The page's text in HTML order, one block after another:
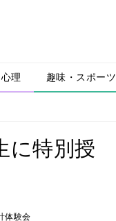
理 趣味・スポーツ
に特別授
体験会